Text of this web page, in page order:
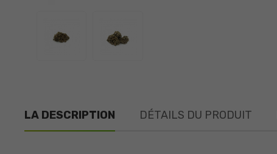
LA DESCRIPTION DÉTAILS DU PRODUIT